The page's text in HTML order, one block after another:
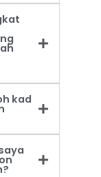
kad